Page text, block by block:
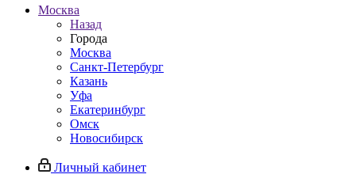
Москва
Назад
Города
Москва
Санкт-Петербург
Казань
Уфа
Екатеринбург
Омск
Новосибирск
Личный кабинет